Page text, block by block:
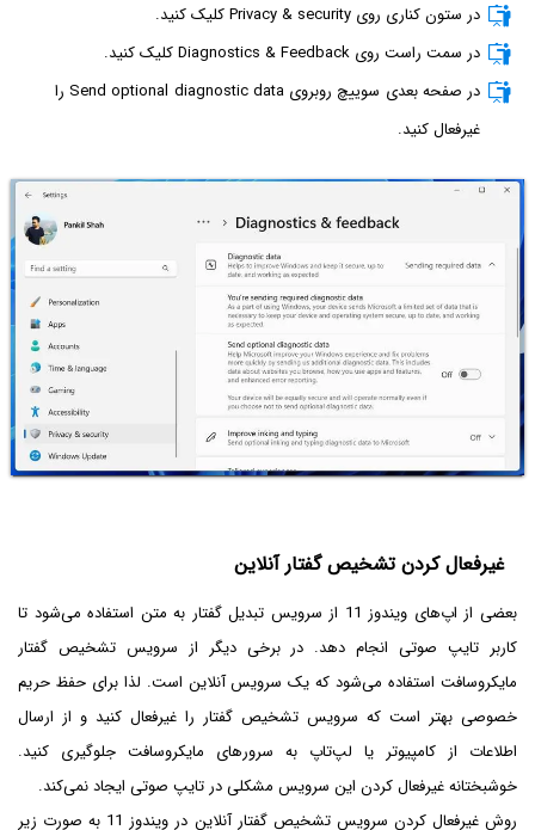
در ستون کناری روی Privacy & security کلیک کنید.
در سمت راست روی Diagnostics & Feedback کلیک کنید.
در صفحه بعدی سوییچ روبروی Send optional diagnostic data را
غیرفعال کنید.
غیرفعال کردن تشخیص گفتار آنلاین
بعضی از اپ‌های ویندوز 11 از سرویس تبدیل گفتار به متن استفاده می‌شود تا
کاربر تایپ صوتی انجام دهد. در برخی دیگر از سرویس تشخیص گفتار
مایکروسافت استفاده می‌شود که یک سرویس آنلاین است. لذا برای حفظ حریم
خصوصی بهتر است که سرویس تشخیص گفتار را غیرفعال کنید و از ارسال
اطلاعات از کامپیوتر یا لپ‌تاپ به سرورهای مایکروسافت جلوگیری کنید.
خوشبختانه غیرفعال کردن این سرویس مشکلی در تایپ صوتی ایجاد نمی‌کند.
روش غیرفعال کردن سرویس تشخیص گفتار آنلاین در ویندوز 11 به صورت زیر